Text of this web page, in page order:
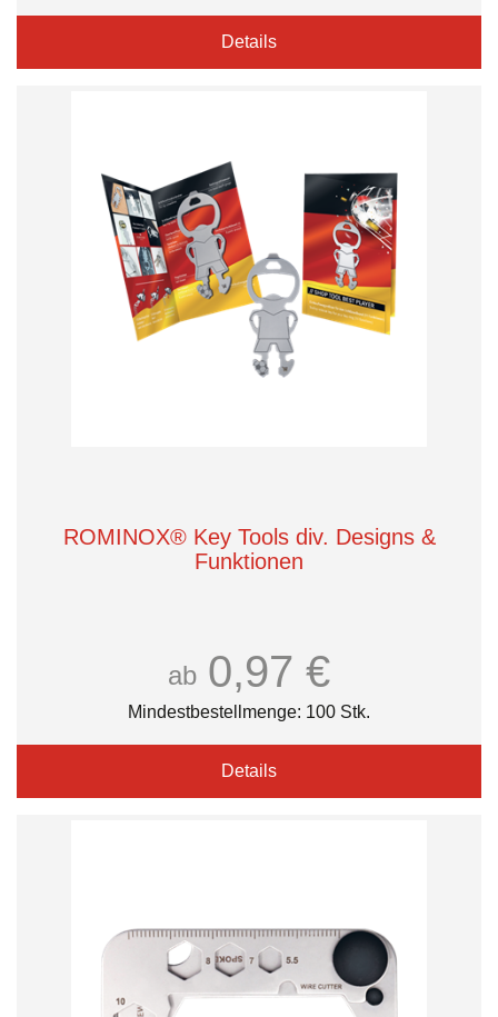
Details
ROMINOX® Key Tools div. Designs &
Funktionen
ab 0,97 €
Mindestbestellmenge: 100 Stk.
Details